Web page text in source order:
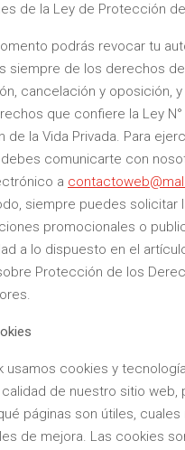
de la Ley de Protección
podrás revocar tu
siempre de los derechos
cancelación y oposición,
que confiere la Ley
de la Vida Privada. Para
comunicarte con
a
siempre puedes solicitar
promocionales o
a lo dispuesto en el
Protección de los
usamos cookies y
calidad de nuestro sitio web,
páginas son útiles, cuales
de mejora. Las cookies